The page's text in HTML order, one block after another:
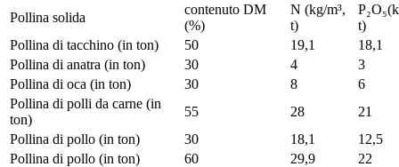
Pollina solida
contenuto DM
(%)
N (kg/m³,
t)
t)
Pollina di tacchino (in ton)
50 19,1
18,1
Pollina di anatra (in ton)
30 4
3
Pollina di oca (in ton)
30 8
6
Pollina di polli da carne (in
ton)
55 28
21
Pollina di pollo (in ton)
30 18,1
12,5
Pollina di pollo (in ton)
60 29,9
22